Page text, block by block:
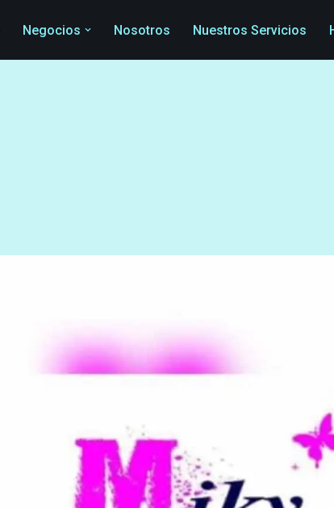
Negocios Nosotros Nuestros Servicios